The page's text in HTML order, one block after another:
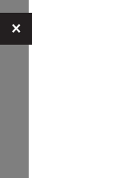
×